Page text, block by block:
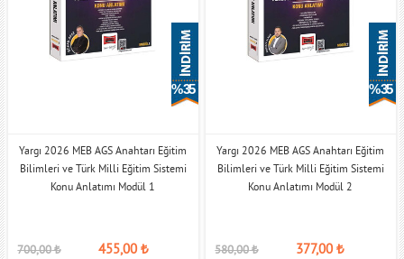
% 35
Yargı 2026 MEB AGS Anahtarı Eğitim
Bilimleri ve Türk Milli Eğitim Sistemi
Konu Anlatımı Modül 1
700,00₺ 455,00₺
% 35
Yargı 2026 MEB AGS Anahtarı Eğitim
Bilimleri ve Türk Milli Eğitim Sistemi
Konu Anlatımı Modül 2
580,00₺ 377,00₺